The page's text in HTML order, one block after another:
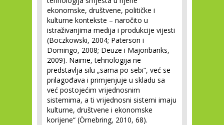
ekonomske, društvene, političke i
kulturne kontekste – naročito u
istraživanjima medija i produkcije vijesti
(Boczkowski, 2004; Paterson i
Domingo, 2008; Deuze i Majoribanks,
2009). Naime, tehnologija ne
predstavlja silu „sama po sebi“, već se
prilagođava i primjenjuje u skladu sa
već postojećim vrijednosnim
sistemima, a ti vrijednosni sistemi imaju
kulturne, društvene i ekonomske
korijene“ (Örnebring, 2010, 68).